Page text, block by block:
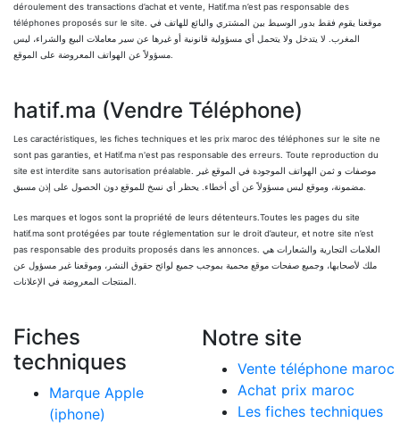
déroulement des transactions d’achat et vente, Hatif.ma n’est pas responsable des
téléphones proposés sur le site. موقعنا يقوم فقط بدور الوسيط بين المشتري والبائع للهاتف في
المغرب. لا يتدخل ولا يتحمل أي مسؤولية قانونية أو غيرها عن سير معاملات البيع والشراء، ليس
hatif.ma (Vendre Téléphone)
Les caractéristiques, les fiches techniques et les prix maroc des téléphones sur le site ne
sont pas garanties, et Hatif.ma n'est pas responsable des erreurs. Toute reproduction du
site est interdite sans autorisation préalable. موصفات و ثمن الهواتف الموجودة في الموقع غير
Les marques et logos sont la propriété de leurs détenteurs.Toutes les pages du site
hatif.ma sont protégées par toute réglementation sur le droit d’auteur, et notre site n’est
pas responsable des produits proposés dans les annonces. العلامات التجارية والشعارات هي
ملك لأصحابها، وجميع صفحات موقع محمية بموجب جميع لوائح حقوق النشر، وموقعنا غير مسؤول عن
Fiches
techniques
Marque Apple
(iphone)
Notre site
Vente téléphone maroc
Achat prix maroc
Les fiches techniques